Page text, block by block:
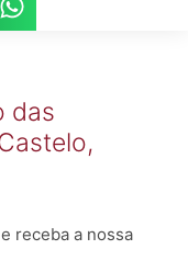
das
receba a nossa